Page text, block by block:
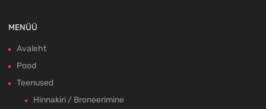
MENÜÜ
Avaleht
Pood
Teenused
Hinnakiri / Broneerimine